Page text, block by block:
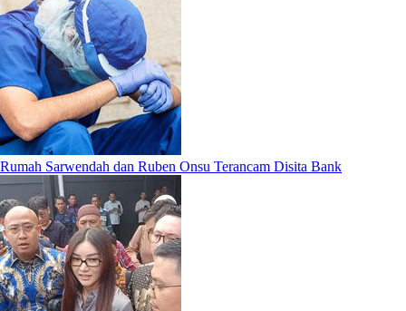
Rumah Sarwendah dan Ruben Onsu Terancam Disita Bank